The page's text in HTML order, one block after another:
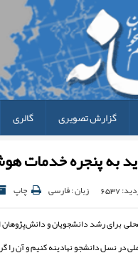
گزارش تصویری گالری
به پنجره خدمات
6537 زبان : فارسی چاپ
محلی برای رشد دانشجویان و
در نسل دانشجو نهادینه کنیم و آن را